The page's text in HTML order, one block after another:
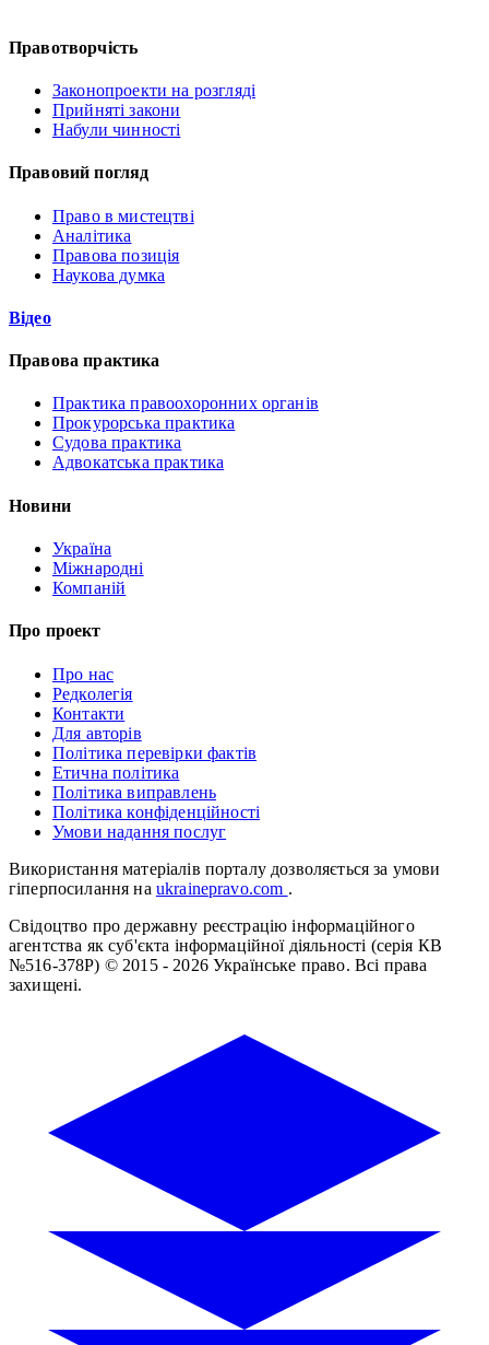
Правотворчість
Законопроекти на розгляді
Прийняті закони
Набули чинності
Правовий погляд
Право в мистецтві
Аналітика
Правова позиція
Наукова думка
Відео
Правова практика
Практика правоохоронних органів
Прокурорська практика
Судова практика
Адвокатська практика
Новини
Україна
Міжнародні
Компаній
Про проект
Про нас
Редколегія
Контакти
Для авторів
Політика перевірки фактів
Етична політика
Політика виправлень
Політика конфіденційності
Умови надання послуг
Використання матеріалів порталу дозволяється за умови
гіперпосилання на ukrainepravo.com .
Свідоцтво про державну реєстрацію інформаційного
агентства як суб'єкта інформаційної діяльності (серія КВ
№516-378Р) © 2015 - 2026 Українське право. Всі права
захищені.